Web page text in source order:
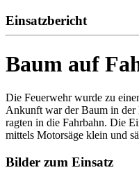
Einsatzbericht
Baum auf
Die Feuerwehr wurde zu
Ankunft war der Baum in der
ragten in die Fahrbahn. Die
mittels Motorsäge klein und
Bilder zum Einsatz